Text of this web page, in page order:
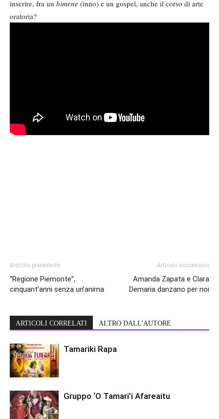
inserire, fra un himene (inno) e un gospel, anche il corso di arte
oratoria?
Articolo precedente
“Regione Piemonte”,
cinquant’anni senza un’anima
Articolo successivo
Amanda Zapata e Clara
Demaria danzano per noi
ARTICOLI CORRELATI ALTRO DALL'AUTORE
Tamariki Rapa
Gruppo ‘O Tamari’i Afareaitu